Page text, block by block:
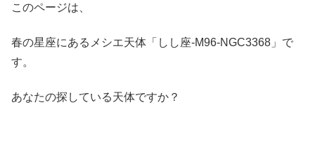
このページは、
春の星座にあるメシエ天体「しし座-M96-NGC3368」で
す。
あなたの探している天体ですか？